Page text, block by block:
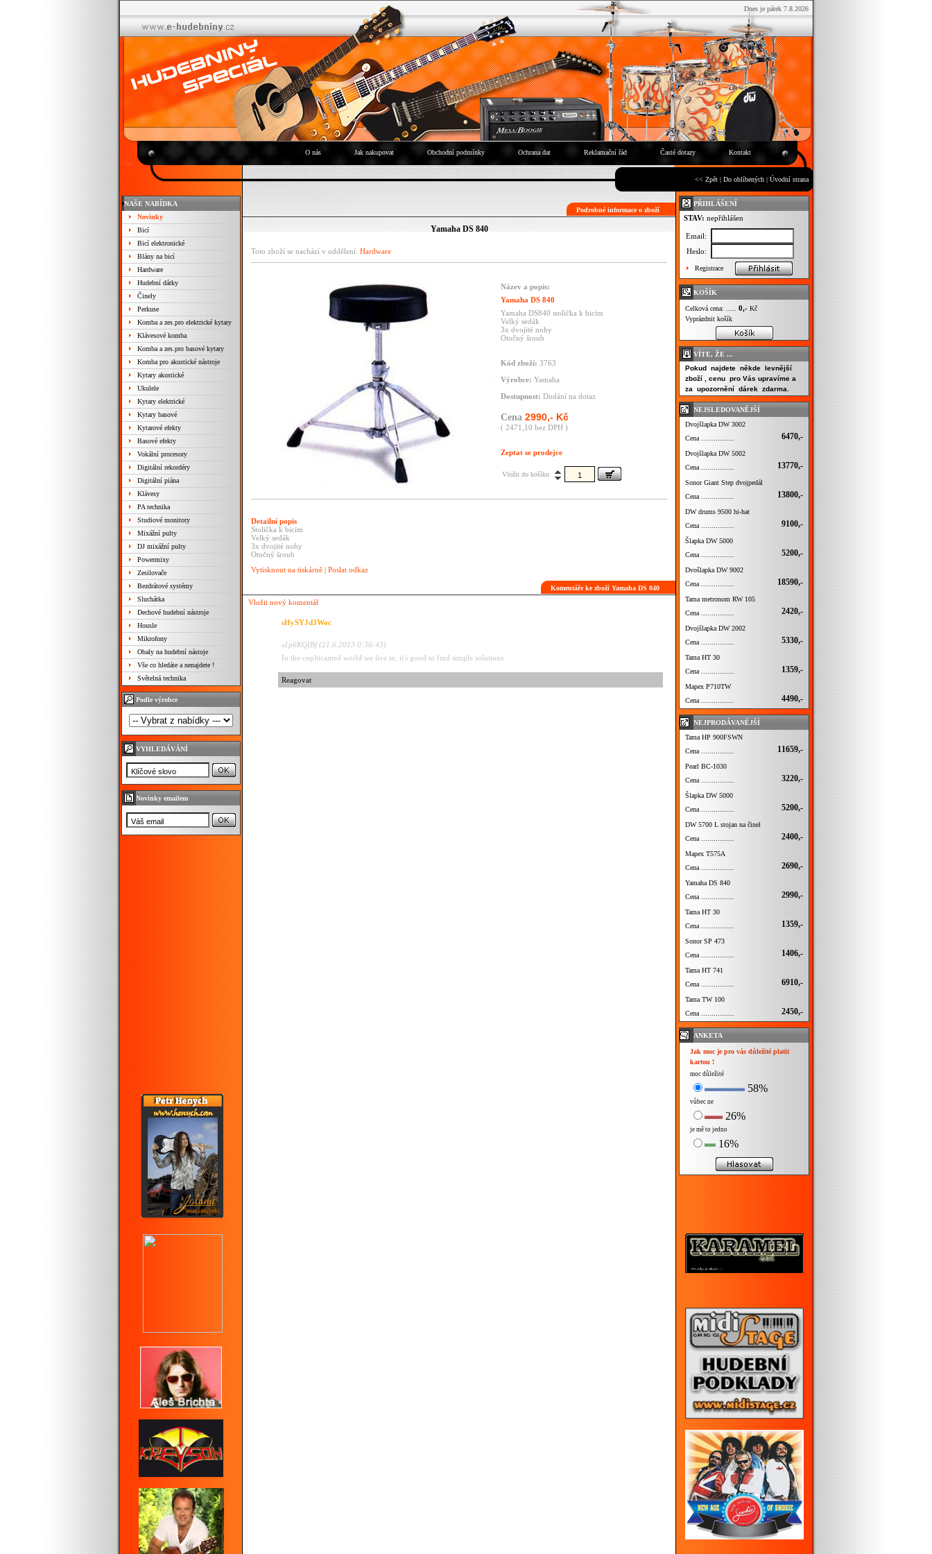
Dnes je pátek 7.8.2026
O nás Jak nakupovat Obchodní podmínky Ochrana dat Reklamační řád Časté dotazy Kontakt
<< Zpět | Do oblíbených | Úvodní strana
NAŠE NABÍDKA
Novinky
Bicí
Bicí elektronické
Blány na bicí
Hardware
Hudební dárky
Činely
Perkuse
Komba a zes.pro elektrické kytary
Klávesové komba
Komba a zes.pro basové kytary
Komba pro akustické nástroje
Kytary akustické
Ukulele
Kytary elektrické
Kytary basové
Kytarové efekty
Basové efekty
Vokální procesory
Digitální rekordéry
Digitální piána
Klávesy
PA technika
Studiové monitory
Mixážní pulty
DJ mixážní pulty
Powermixy
Zesilovače
Bezdrátové systémy
Sluchátka
Dechové hudební nástroje
Housle
Mikrofony
Obaly na hudební nástoje
Vše co hledáte a nenajdete !
Světelná technika
Podle výrobce
VYHLEDÁVÁNÍ
Novinky emailem
Podrobné informace o zboží
Yamaha DS 840
Toto zboží se nachází v oddělení: Hardware
Název a popis:
Yamaha DS 840
Yamaha DS840 stolička k bicím
Velký sedák
3x dvojité nohy
Otočný šroub
Kód zboží: 3763
Výrobce: Yamaha
Dostupnost: Dodání na dotaz
Cena 2990,- Kč
( 2471,10 bez DPH )
Zeptat se prodejce
Vložit do košíku
Detailní popis
Stolička k bicím
Velký sedák
3x dvojité nohy
Otočný šroub
Vytisknout na tiskárně | Poslat odkaz
Komentáře ke zboží Yamaha DS 840
Vložit nový komentář
sHySYJd3Woc
s1p6KQIBf (21.6.2013 0:36:43)
In the coplticamed world we live in, it's good to find simple solutions.
Reagovat
PŘIHLÁŠENÍ
STAV: nepřihlášen
Email:
Heslo:
Registrace
KOŠÍK
Celková cena: ..... 0,- Kč
Vyprázdnit košík
VÍTE, ŽE ...
Pokud najdete někde levnější
zboží , cenu pro Vás upravíme a
za upozornění dárek zdarma.
NEJSLEDOVANĚJŠÍ
Dvojšlapka DW 3002
Cena ................
6470,-
Dvojšlapka DW 5002
Cena ................
13770,-
Sonor Giant Step dvojpedál
Cena ................
13800,-
DW drums 9500 hi-hat
Cena ................
9100,-
Šlapka DW 5000
Cena ................
5200,-
Dvošlapka DW 9002
Cena ................
18590,-
Tama metronom RW 105
Cena ................
2420,-
Dvojšlapka DW 2002
Cena ................
5330,-
Tama HT 30
Cena ................
1359,-
Mapex P710TW
Cena ................
4490,-
NEJPRODÁVANĚJŠÍ
Tama HP 900FSWN
Cena ................
11659,-
Pearl BC-1030
Cena ................
3220,-
Šlapka DW 5000
Cena ................
5200,-
DW 5700 L stojan na činel
Cena ................
2400,-
Mapex T575A
Cena ................
2690,-
Yamaha DS 840
Cena ................
2990,-
Tama HT 30
Cena ................
1359,-
Sonor SP 473
Cena ................
1406,-
Tama HT 741
Cena ................
6910,-
Tama TW 100
Cena ................
2450,-
ANKETA
Jak moc je pro vás důležité platit
kartou !
moc důležité
58%
vůbec ne
26%
je mě to jedno
16%